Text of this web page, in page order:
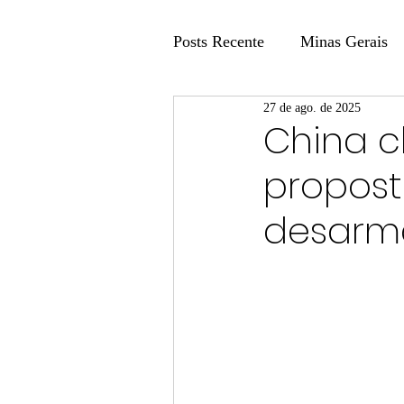
Posts Recente Minas Gerais
Coluna Fatos e Versões
Coluna: Agenda 21
China
27 de ago. de 2025